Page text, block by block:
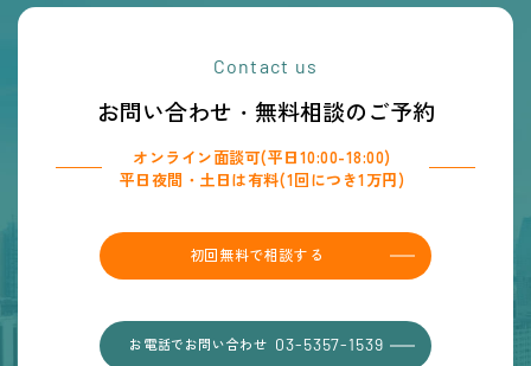
Contact us
お問い合わせ・無料相談のご予約
オンライン面談可(平日10:00-18:00)
平日夜間・土日は有料(1回につき1万円)
初回無料で相談する
お電話でお問い合わせ 03-5357-1539